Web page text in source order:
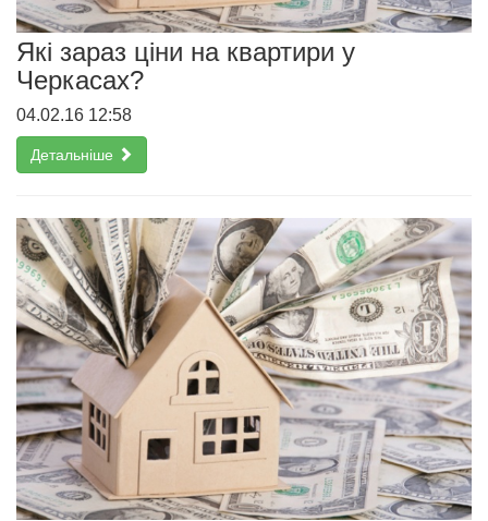
Які зараз ціни на квартири у
Черкасах?
04.02.16 12:58
Детальніше